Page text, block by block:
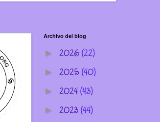
Archivo del blog
► 2026(22)
► 2025(40)
► 2024(43)
► 2023(44)